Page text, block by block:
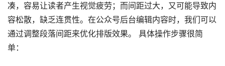
凑，容易让读者产生视觉疲劳；而间距过大，又可能导致内
容松散，缺乏连贯性。在公众号后台编辑内容时，我们可以
通过调整段落间距来优化排版效果。 具体操作步骤很简
单：